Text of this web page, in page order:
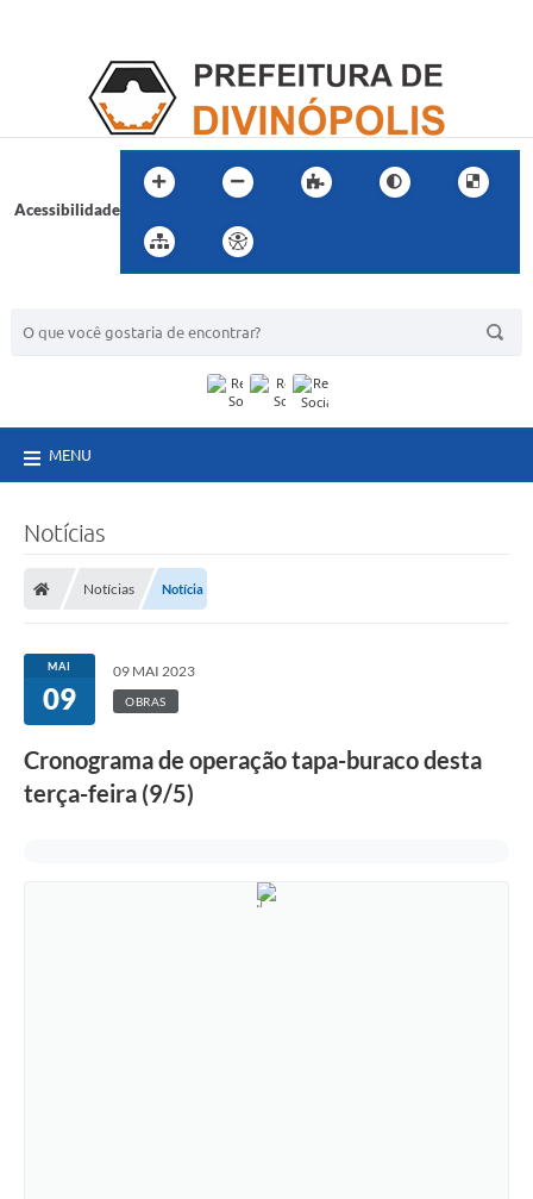
Acessibilidade
MENU
Notícias
Notícias Notícia
MAI
09
09 MAI 2023
OBRAS
Cronograma de operação tapa-buraco desta
terça-feira (9/5)